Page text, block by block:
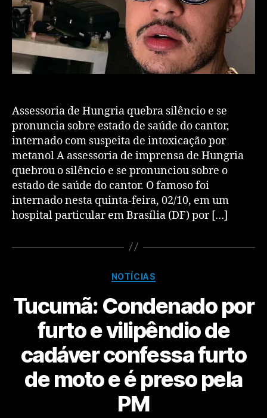
Assessoria de Hungria quebra silêncio e se
pronuncia sobre estado de saúde do cantor,
internado com suspeita de intoxicação por
metanol A assessoria de imprensa de Hungria
quebrou o silêncio e se pronunciou sobre o
estado de saúde do cantor. O famoso foi
internado nesta quinta-feira, 02/10, em um
hospital particular em Brasília (DF) por […]
NOTÍCIAS
Tucumã: Condenado por
furto e vilipêndio de
cadáver confessa furto
de moto e é preso pela
PM